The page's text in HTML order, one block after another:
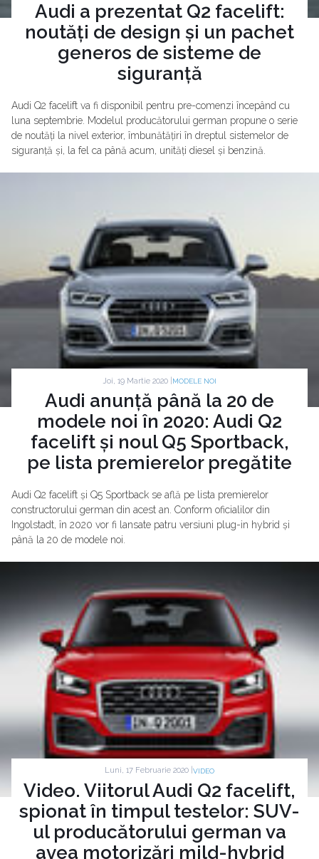
Audi a prezentat Q2 facelift:
noutăți de design și un pachet
generos de sisteme de
siguranță
Audi Q2 facelift va fi disponibil pentru pre-comenzi începând cu
luna septembrie. Modelul producătorului german propune o serie
de noutăți la nivel exterior, îmbunătățiri în dreptul sistemelor de
siguranță și, la fel ca până acum, unități diesel și benzină.
Joi, 19 Martie 2020 | MODELE NOI
Audi anunță până la 20 de
modele noi în 2020: Audi Q2
facelift și noul Q5 Sportback,
pe lista premierelor pregătite
Audi Q2 facelift și Q5 Sportback se află pe lista premierelor
constructorului german din acest an. Conform oficialilor din
Ingolstadt, în 2020 vor fi lansate patru versiuni plug-in hybrid și
până la 20 de modele noi.
Luni, 17 Februarie 2020 | VIDEO
Video. Viitorul Audi Q2 facelift,
spionat în timpul testelor: SUV-
ul producătorului german va
avea motorizări mild-hybrid